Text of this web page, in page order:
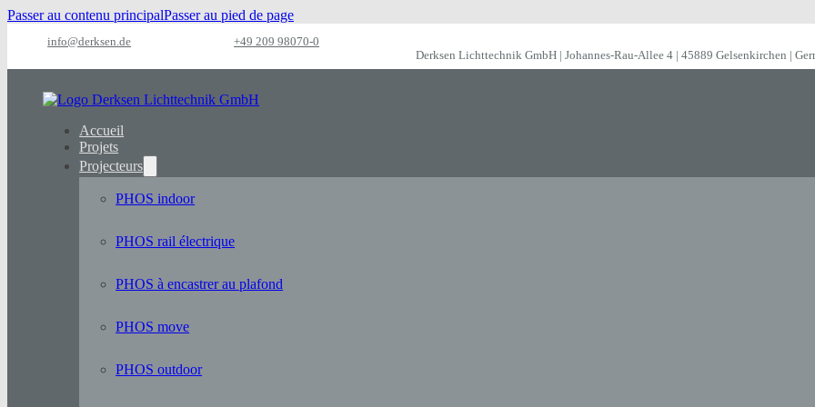
Passer au contenu principalPasser au pied de page
info@derksen.de
+49 209 98070-0
Derksen Lichttechnik GmbH | Johannes-Rau-Allee 4 | 45889 Gelsenkirchen |
Accueil
Projets
Projecteurs
PHOS indoor
PHOS rail électrique
PHOS à encastrer au plafond
PHOS move
PHOS outdoor